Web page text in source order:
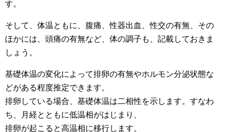
す。
そして、体温ともに、腹痛、性器出血、性交の有無、その
ほかには、頭痛の有無など、体の調子も、記載しておきま
しょう。
基礎体温の変化によって排卵の有無やホルモン分泌状態な
どがある程度推定できます。
排卵している場合、基礎体温は二相性を示します。すなわ
ち、月経とともに低温相がはじまり、
排卵が起こると高温相に移行します。